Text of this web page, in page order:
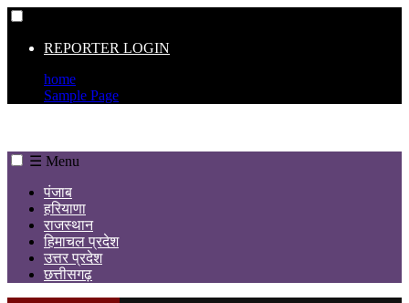
REPORTER LOGIN
home
Sample Page
☰ Menu
पंजाब
हरियाणा
राजस्थान
हिमाचल प्रदेश
उत्तर प्रदेश
छत्तीसगढ़